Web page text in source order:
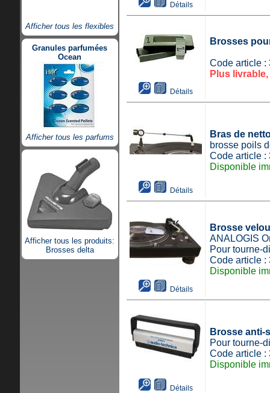
Afficher tous les flexibles
Granules parfumées
Ocean
Afficher tous les parfums
Afficher tous les produits:
Brosses delta
Détails
Détails
Brosses
Code article :
Plus
Détails
Bras de
brosse poils
Code article :
Disponible
Détails
Brosse
ANALOGIS
Pour tourne-
Code article :
Disponible
Détails
Brosse anti-
Pour tourne-
Code article :
Disponible